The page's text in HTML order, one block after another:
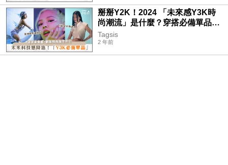
掰掰Y2K！2024 「未來感Y3K時
尚潮流」是什麼？穿搭必備單品有
哪些？一起來認識科技x時髦的新
風氣！
Tagsis
2 年前